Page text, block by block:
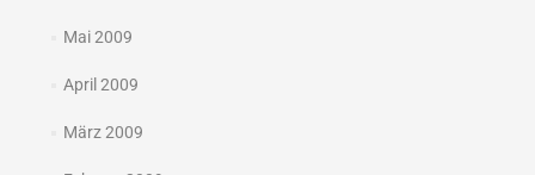
Mai 2009
April 2009
März 2009